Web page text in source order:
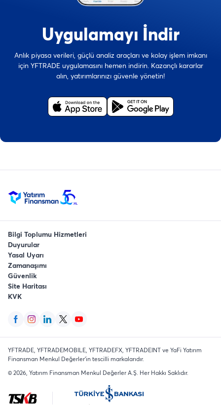
Uygulamayı İndir
Anlık piyasa verileri, güçlü analiz araçları ve kolay işlem imkanı
için YFTRADE uygulamasını hemen indirin. Kazançlı kararlar
alın, yatırımlarınızı güvenle yönetin!
Bilgi Toplumu Hizmetleri
Duyurular
Yasal Uyarı
Zamanaşımı
Güvenlik
Site Haritası
KVK
YFTRADE, YFTRADEMOBILE, YFTRADEFX, YFTRADEINT ve YaFi Yatırım
Finansman Menkul Değerler'in tescilli markalarıdır.
©2026 , Yatırım Finansman Menkul Değerler A.Ş. Her Hakkı Saklıdır.